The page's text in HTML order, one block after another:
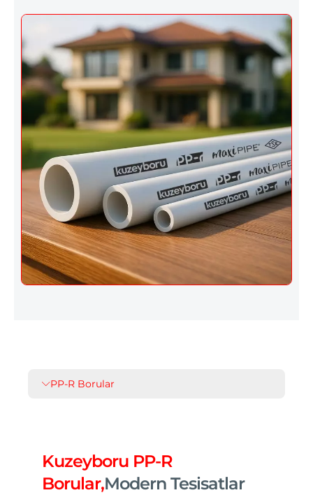
PP-R Borular
Kuzeyboru PP-R
Borular,Modern Tesisatlar